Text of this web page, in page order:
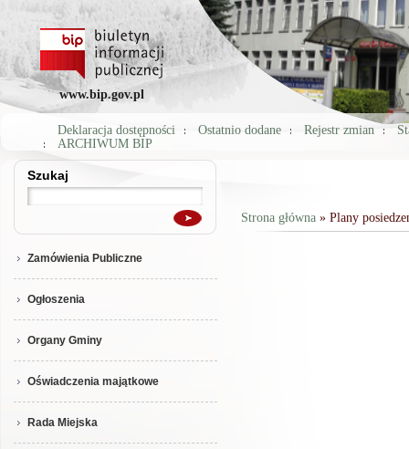
www.bip.gov.pl
Deklaracja dostępności Ostatnio dodane Rejestr zmian
ARCHIWUM BIP
Szukaj
Szukaj
Zamówienia Publiczne
Ogłoszenia
Organy Gminy
Oświadczenia majątkowe
Rada Miejska
Jesteś tutaj
Strona główna» Plany